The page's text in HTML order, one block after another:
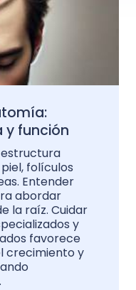
y función
estructura
folículos
Entender
abordar
la raíz. Cuidar
y
favorece
crecimiento y